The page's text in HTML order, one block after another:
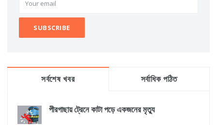
সর্বশেষ খবর সর্বাধিক পঠিত
পীরগাছায় ট্রেনে কাটা পড়ে একজনের মৃত্যু